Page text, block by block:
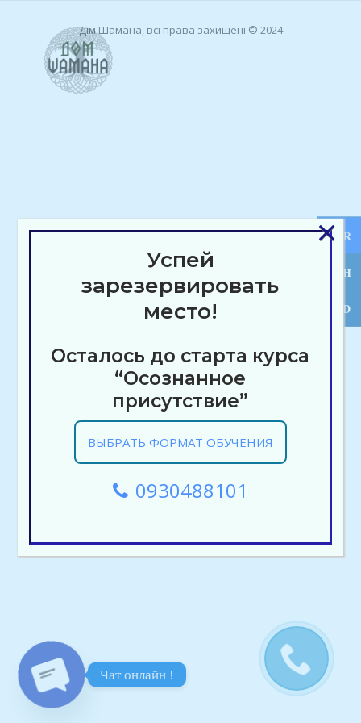
Home Дім Шамана, всі права захищені © 2024
EUR
UAH
USD
Успей
зарезервировать
место!
Осталось до старта курса
“Осознанное
присутствие”
ВЫБРАТЬ ФОРМАТ ОБУЧЕНИЯ
0930488101
×
Чат онлайн !
O
P
E
N
C
H
A
T